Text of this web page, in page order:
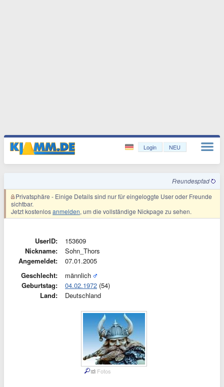
Login NEU
Freundespfad
Privatsphäre - Einige Details sind nur für eingeloggte User oder Freunde
sichtbar.
Jetzt kostenlosanmelden, um die vollständige Nickpage zu sehen.
UserID:
153609
Nickname:
Sohn_Thors
Angemeldet:
07.01.2005
Geschlecht:
männlich
Geburtstag:
04.02.1972 (54)
Land:
Deutschland
Fotos